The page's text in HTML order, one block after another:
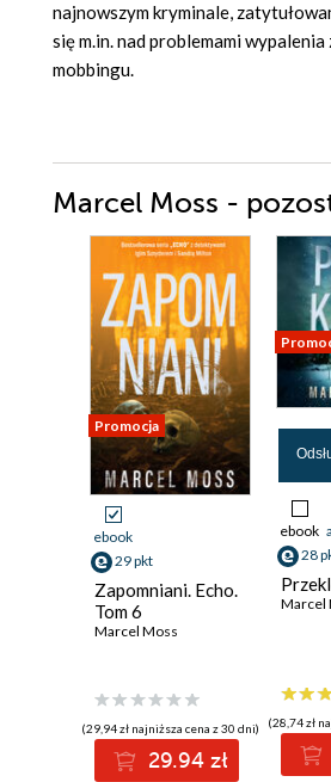
najnowszym kryminale,
się m.in. nad problemami
mobbingu.
Marcel Moss -
Promocja
ebook
29 pkt
Zapomniani. Echo.
Tom 6
Marcel Moss
(29,94 zł najniższa cena z 30 dni)
29.94 zł
ebook
28
Marcel
(28,74 zł